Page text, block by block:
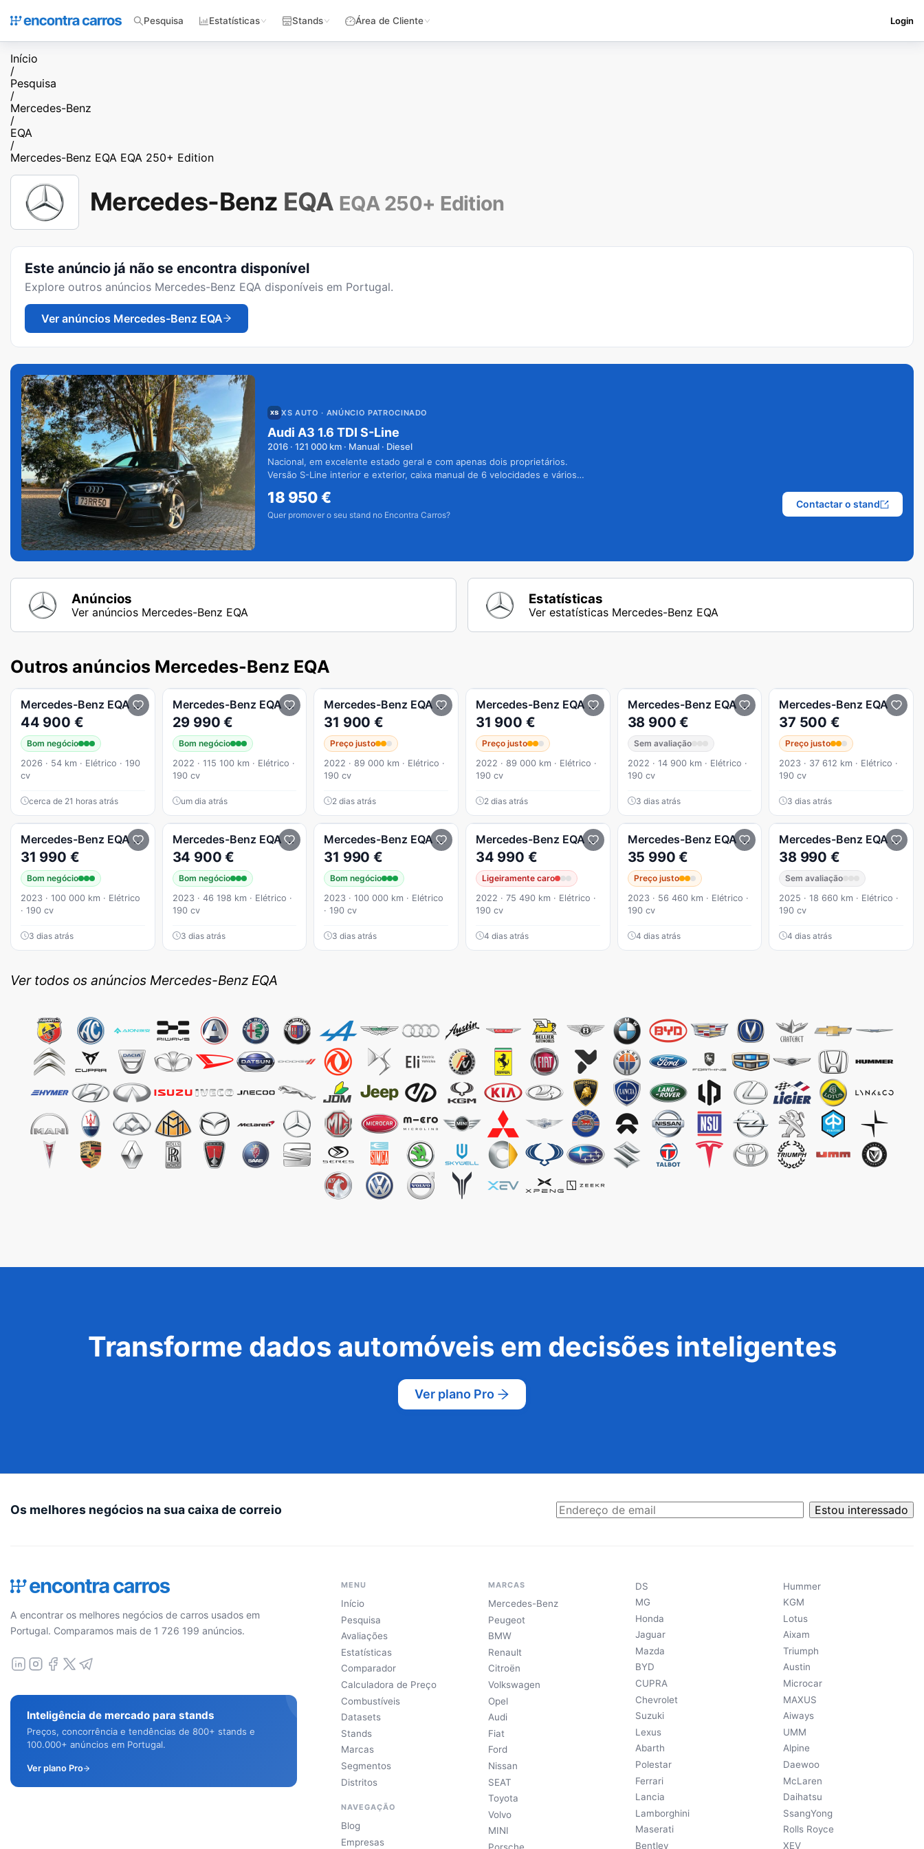
Pesquisa Estatísticas Stands Área de Cliente Login
Início
/
Pesquisa
/
Mercedes-Benz
/
EQA
/
Mercedes-Benz EQA EQA 250+ Edition
Mercedes-Benz EQA EQA 250+ Edition
Este anúncio já não se encontra disponível
Explore outros anúncios Mercedes-Benz EQA disponíveis em Portugal.
Ver anúncios Mercedes-Benz EQA
XS AUTO · ANÚNCIO PATROCINADO
Audi A3 1.6 TDI S-Line
2016 · 121 000 km · Manual · Diesel
Nacional, em excelente estado geral e com apenas dois proprietários.
Versão S-Line interior e exterior, caixa manual de 6 velocidades e vários
18 950€
Quer promover o seu stand no Encontra Carros?
Contactar o stand
Anúncios
Ver anúncios Mercedes-Benz EQA
Estatísticas
Ver estatísticas Mercedes-Benz EQA
Outros anúncios Mercedes-Benz EQA
Mercedes-Benz EQA 250+ Progressive
44 900 €
Bom negócio
2026 · 54 km · Elétrico · 190
cv
cerca de 21 horas atrás
Mercedes-Benz EQA 250
29 990 €
Bom negócio
2022 · 115 100 km · Elétrico ·
190 cv
um dia atrás
Mercedes-Benz EQA 250
31 900 €
Preço justo
2022 · 89 000 km · Elétrico ·
190 cv
2 dias atrás
Mercedes-Benz EQA 250+
31 900 €
Preço justo
2022 · 89 000 km · Elétrico ·
190 cv
2 dias atrás
Mercedes-Benz EQA 250 AMG Line
38 900 €
Sem avaliação
2022 · 14 900 km · Elétrico ·
190 cv
3 dias atrás
Mercedes-Benz EQA
37 500 €
Preço justo
2023 · 37 612 km · Elétrico ·
190 cv
3 dias atrás
Mercedes-Benz EQA 250+ Progressive
31 990 €
Bom negócio
2023 · 100 000 km · Elétrico
· 190 cv
3 dias atrás
Mercedes-Benz EQA 250+ Progressive
34 900 €
Bom negócio
2023 · 46 198 km · Elétrico ·
190 cv
3 dias atrás
Mercedes-Benz EQA 250+ Progressive
31 990 €
Bom negócio
2023 · 100 000 km · Elétrico
· 190 cv
3 dias atrás
Mercedes-Benz EQA 250 AMG Line
34 990 €
Ligeiramente caro
2022 · 75 490 km · Elétrico ·
190 cv
4 dias atrás
Mercedes-Benz EQA 250 AMG Line
35 990 €
Preço justo
2023 · 56 460 km · Elétrico ·
190 cv
4 dias atrás
Mercedes-Benz EQA 250
38 990 €
Sem avaliação
2025 · 18 660 km · Elétrico ·
190 cv
4 dias atrás
Ver todos os anúncios Mercedes-Benz EQA
Transforme dados automóveis em decisões inteligentes
Ver plano Pro
Os melhores negócios na sua caixa de correio Estou interessado
A encontrar os melhores negócios de carros usados em
Portugal. Comparamos mais de 1 726 199 anúncios.
Inteligência de mercado para stands
Preços, concorrência e tendências de 800+ stands e
100.000+ anúncios em Portugal.
Ver plano Pro
MENU
Início
Pesquisa
Avaliações
Estatísticas
Comparador
Calculadora de Preço
Combustíveis
Datasets
Stands
Marcas
Segmentos
Distritos
NAVEGAÇÃO
Blog
Empresas
MARCAS
Mercedes-Benz
Peugeot
BMW
Renault
Citroën
Volkswagen
Opel
Audi
Fiat
Ford
Nissan
SEAT
Toyota
Volvo
MINI
DS
MG
Honda
Jaguar
Mazda
BYD
CUPRA
Chevrolet
Suzuki
Lexus
Abarth
Polestar
Ferrari
Lancia
Lamborghini
Maserati
Bentley
Hummer
KGM
Lotus
Aixam
Triumph
Austin
Microcar
MAXUS
Aiways
UMM
Alpine
Daewoo
McLaren
Daihatsu
SsangYong
Rolls Royce
XEV